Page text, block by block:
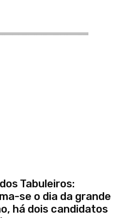
Tabuleiros:
se o dia da grande
há dois candidatos